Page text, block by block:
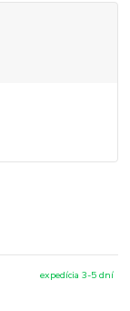
expedícia 3-5 dní